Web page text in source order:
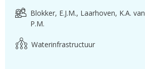
Blokker, E.J.M. Laarhoven, K.A. van
P.M.
Waterinfrastructuur